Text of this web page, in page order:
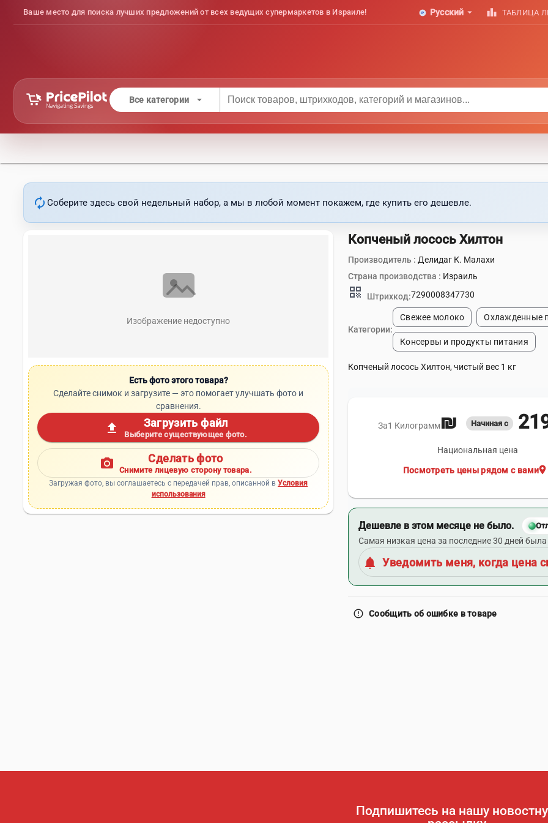
Ваше место для поиска лучших предложений от всех ведущих супермаркетов в Израиле! Русский arrow_drop_down leaderboard ТАБЛИЦА
Все категории arrow_drop_down
autorenew Соберите здесь свой недельный набор, а мы в любой момент покажем, где купить его дешевле.
Изображение недоступно
Есть фото этого товара?
Сделайте снимок и загрузите — это помогает улучшать фото и
сравнения.
upload Загрузить файл
Выберите существующее фото.
photo_camera Сделать фото
Снимите лицевую сторону товара.
Загружая фото, вы соглашаетесь с передачей прав, описанной вУсловия
использования
Копченый лосось Хилтон
Производитель : Делидаг К. Малахи
Страна производства : Израиль
qr_code Штрихкод:7290008347730
Категории:
Свежее молоко Охлажденные
Консервы и продукты питания
Копченый лосось Хилтон, чистый вес 1 кг
Начиная с
За1 Килограмм
Национальная цена
location_on
Посмотреть цены рядом с вами
Дешевле в этом месяце не было.
Самая низкая цена за последние 30 дней
notifications Уведомить меня, когда цена
error_outline Сообщить об ошибке в товаре
Подпишитесь на нашу